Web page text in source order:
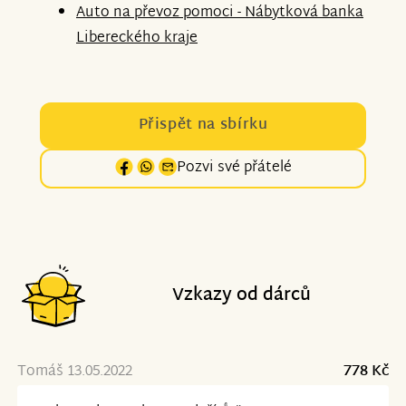
Auto na převoz pomoci - Nábytková banka
Libereckého kraje
Přispět na sbírku
Pozvi své přátelé
Vzkazy od dárců
Tomáš 13.05.2022
778 Kč